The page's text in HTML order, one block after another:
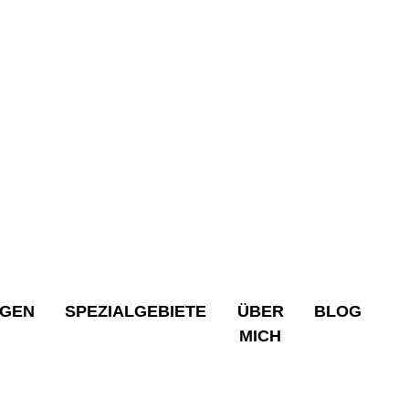
SPEZIALGEBIETE
ÜBER
MICH
BLOG